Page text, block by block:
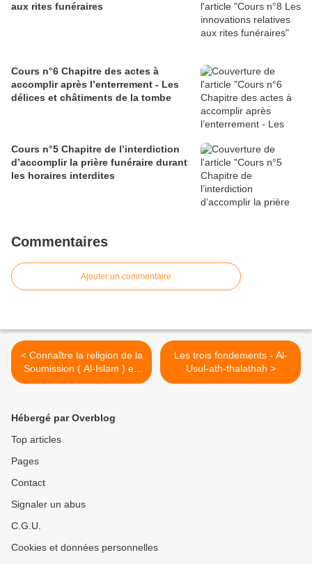
aux rites funéraires
Cours n°6 Chapitre des actes à
accomplir après l’enterrement - Les
délices et châtiments de la tombe
Cours n°5 Chapitre de l’interdiction
d’accomplir la prière funéraire durant
les horaires interdites
Commentaires
Ajouter un commentaire
< Connaître la religion de la
Soumission ( Al-Islam ) en
se basant sur des preuves.
Les trois fondements - Al-
Usul-ath-thalathah >
Hébergé par Overblog
Top articles
Pages
Contact
Signaler un abus
C.G.U.
Cookies et données personnelles